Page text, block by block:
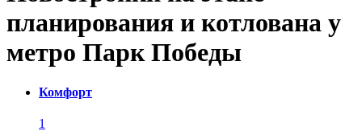
планирования и котлована у
метро Парк Победы
Комфорт
1